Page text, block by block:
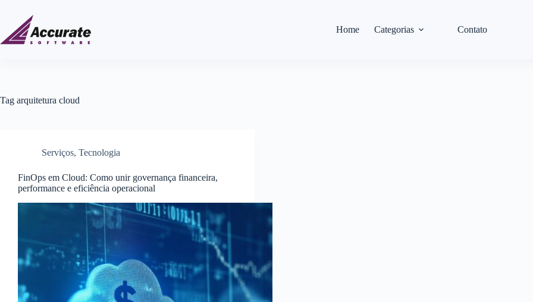
Home Categorias Contato
Tag arquitetura cloud
Serviços, Tecnologia
FinOps em Cloud: Como unir governança financeira,
performance e eficiência operacional